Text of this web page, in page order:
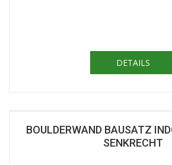
DETAILS
BOULDERWAND BAUSATZ
SENKRECHT